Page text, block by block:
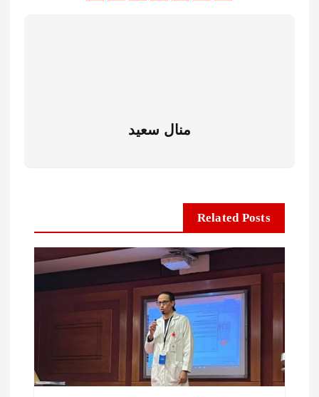
منال سعيد
Related Posts